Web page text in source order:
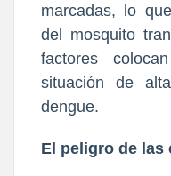
marcadas, lo
del mosquito
factores
situación de
dengue.
El peligro de las